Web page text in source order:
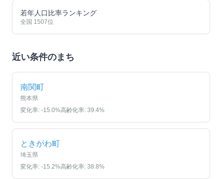
若年人口比率ランキング
全国 1507位
近い条件のまち
南関町
熊本県
変化率: -15.0%高齢化率: 39.4%
ときがわ町
埼玉県
変化率: -15.2%高齢化率: 38.8%